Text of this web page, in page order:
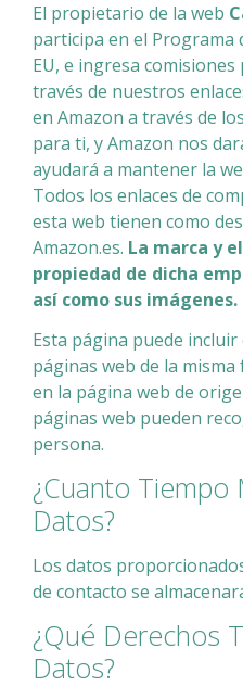
El propietario de la web
participa en el Programa
EU, e ingresa
través de nuestros
en Amazon a través de
para ti, y Amazon nos
ayudará a mantener la
Todos los enlaces de
esta web tienen como
Amazon.es. La marca y
propiedad de dicha
así como sus imágenes.
Esta página puede
páginas web de la
en la página web de
páginas web pueden
persona.
¿Cuanto Tiempo
Datos?
Los datos
de contacto se
¿Qué Derechos
Datos?